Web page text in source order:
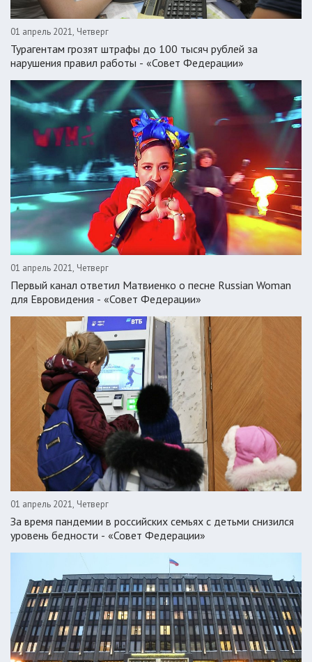
01 апрель 2021, Четверг
Турагентам грозят штрафы до 100 тысяч рублей за
нарушения правил работы - «Совет Федерации»
01 апрель 2021, Четверг
Первый канал ответил Матвиенко о песне Russian Woman
для Евровидения - «Совет Федерации»
01 апрель 2021, Четверг
За время пандемии в российских семьях с детьми снизился
уровень бедности - «Совет Федерации»